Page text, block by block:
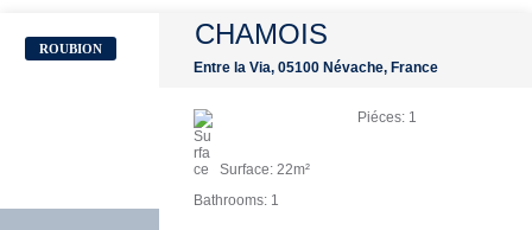
ROUBION CHAMOIS
Entre la Via, 05100 Névache, France
Surface: 22m²
Piéces: 1
Bathrooms: 1